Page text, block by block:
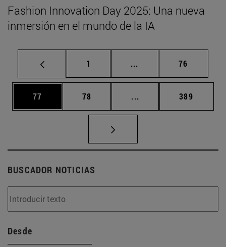
Fashion Innovation Day 2025: Una nueva
inmersión en el mundo de la IA
Página
1 ... Páginas intermedias
Página
76
Página
77 Página
78 ... Páginas intermedias
Página
389
BUSCADOR NOTICIAS
Desde